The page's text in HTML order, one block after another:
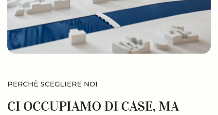
PERCHÈ SCEGLIERE NOI
CI OCCUPIAMO DI CASE, MA